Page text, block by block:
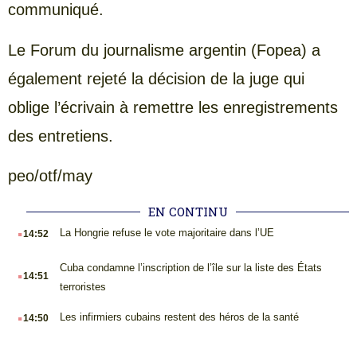
communiqué.
Le Forum du journalisme argentin (Fopea) a
également rejeté la décision de la juge qui
oblige l’écrivain à remettre les enregistrements
des entretiens.
peo/otf/may
EN CONTINU
.14:52 La Hongrie refuse le vote majoritaire dans l’UE
.14:51
Cuba condamne l’inscription de l’île sur la liste des États
terroristes
.14:50 Les infirmiers cubains restent des héros de la santé